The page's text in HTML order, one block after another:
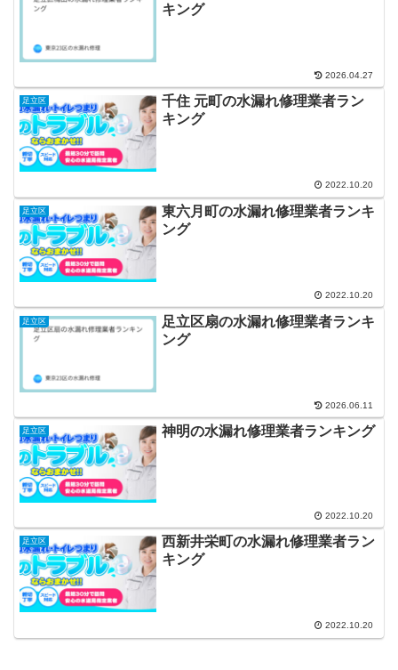
キング
2026.04.27
足立区
千住 元町の水漏れ修理業者ラン
キング
2022.10.20
足立区
東六月町の水漏れ修理業者ランキ
ング
2022.10.20
足立区
足立区扇の水漏れ修理業者ランキ
ング
2026.06.11
足立区 神明の水漏れ修理業者ランキング
2022.10.20
足立区
西新井栄町の水漏れ修理業者ラン
キング
2022.10.20